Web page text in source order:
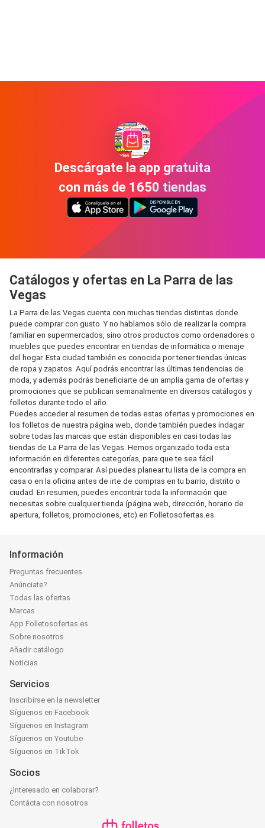
Descárgate la app gratuita
con más de 1650 tiendas
Catálogos y ofertas en La Parra de las
Vegas
La Parra de las Vegas cuenta con muchas tiendas distintas donde
puede comprar con gusto. Y no hablamos sólo de realizar la compra
familiar en supermercados, sino otros productos como ordenadores o
muebles que puedes encontrar en tiendas de informática o menaje
del hogar. Esta ciudad también es conocida por tener tiendas únicas
de ropa y zapatos. Aquí podrás encontrar las últimas tendencias de
moda, y además podrás beneficiarte de un amplia gama de ofertas y
promociones que se publican semanalmente en diversos catálogos y
folletos durante todo el año.
Puedes acceder al resumen de todas estas ofertas y promociones en
los folletos de nuestra página web, donde también puedes indagar
sobre todas las marcas que están disponibles en casi todas las
tiendas de La Parra de las Vegas. Hemos organizado toda esta
información en diferentes categorías, para que te sea fácil
encontrarlas y comparar. Así puedes planear tu lista de la compra en
casa o en la oficina antes de irte de compras en tu barrio, distrito o
ciudad. En resumen, puedes encontrar toda la información que
necesitas sobre cualquier tienda (página web, dirección, horario de
apertura, folletos, promociones, etc) en Folletosofertas.es.
Información
Preguntas frecuentes
Anúnciate?
Todas las ofertas
Marcas
App Folletosofertas.es
Sobre nosotros
Añadir catálogo
Noticias
Servicios
Inscribirse en la newsletter
Síguenos en Facebook
Síguenos en Instagram
Síguenos en Youtube
Síguenos en TikTok
Socios
¿Interesado en colaborar?
Contácta con nosotros